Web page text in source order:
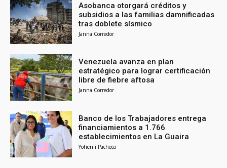
Asobanca otorgará créditos y
subsidios a las familias damnificadas
tras doblete sísmico
Janna Corredor
Venezuela avanza en plan
estratégico para lograr certificación
libre de fiebre aftosa
Janna Corredor
Banco de los Trabajadores entrega
financiamientos a 1.766
establecimientos en La Guaira
Yohenli Pacheco